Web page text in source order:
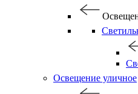
Освещение уличное